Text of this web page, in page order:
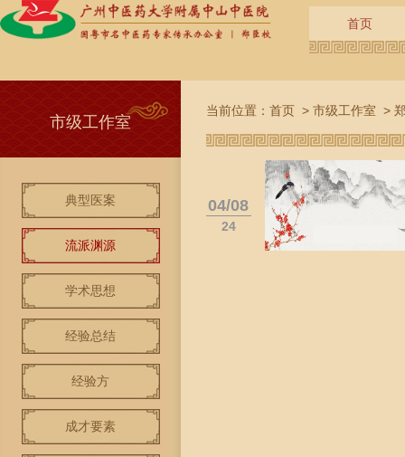
首页
市级工作室
典型医案
流派渊源
学术思想
经验总结
经验方
成才要素
当前位置： 首页 > 市级工作室 >
04/08
24